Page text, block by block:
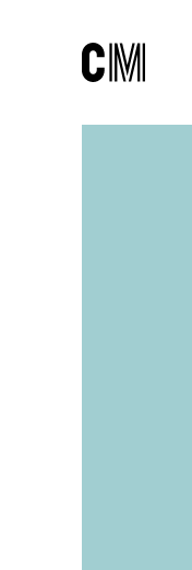
Charleroi
Métropole